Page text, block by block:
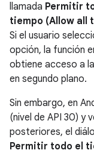
llamada Permitir
tiempo (Allow all
Si el usuario
opción, la función
obtiene acceso a
en segundo plano.
Sin embargo, en
(nivel de API 30) y
posteriores, el
Permitir todo el